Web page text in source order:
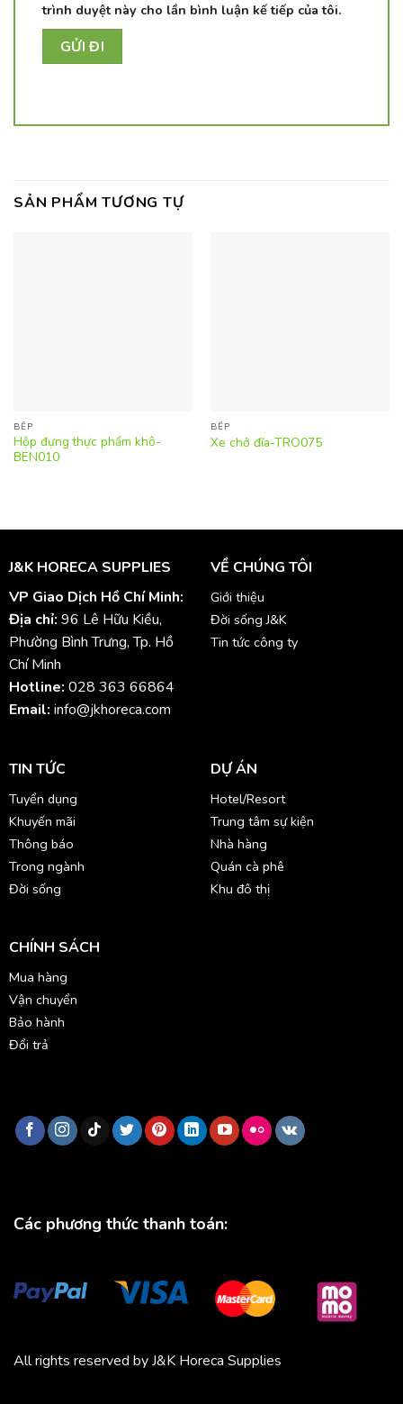
trình duyệt này cho lần bình luận kế tiếp của tôi.
SẢN PHẨM TƯƠNG TỰ
BẾP
Hộp đựng thực phẩm khô-
BEN010
BẾP
Xe chở đĩa-TRO075
J&K HORECA SUPPLIES
VP Giao Dịch Hồ Chí Minh:
Địa chỉ: 96 Lê Hữu Kiều,
Phường Bình Trưng, Tp. Hồ
Chí Minh
Hotline: 028 363 66864
Email: info@jkhoreca.com
VỀ CHÚNG TÔI
Giới thiệu
Đời sống J&K
Tin tức công ty
TIN TỨC
Tuyển dụng
Khuyến mãi
Thông báo
Trong ngành
Đời sống
DỰ ÁN
Hotel/Resort
Trung tâm sự kiện
Nhà hàng
Quán cà phê
Khu đô thị
CHÍNH SÁCH
Mua hàng
Vận chuyển
Bảo hành
Đổi trả
Các phương thức thanh toán:
All rights reserved by J&K Horeca Supplies